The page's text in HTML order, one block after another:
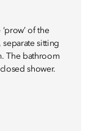
of the
sitting
The bathroom
shower.